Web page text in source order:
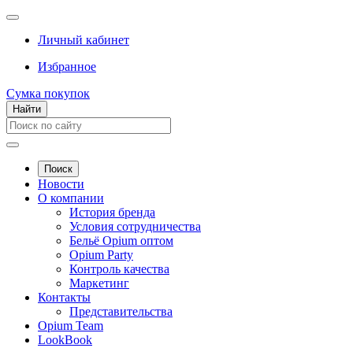
Личный кабинет
Избранное
Сумка покупок
Найти
Поиск
Новости
О компании
История бренда
Условия сотрудничества
Бельё Opium оптом
Opium Party
Контроль качества
Маркетинг
Контакты
Представительства
Opium Team
LookBook